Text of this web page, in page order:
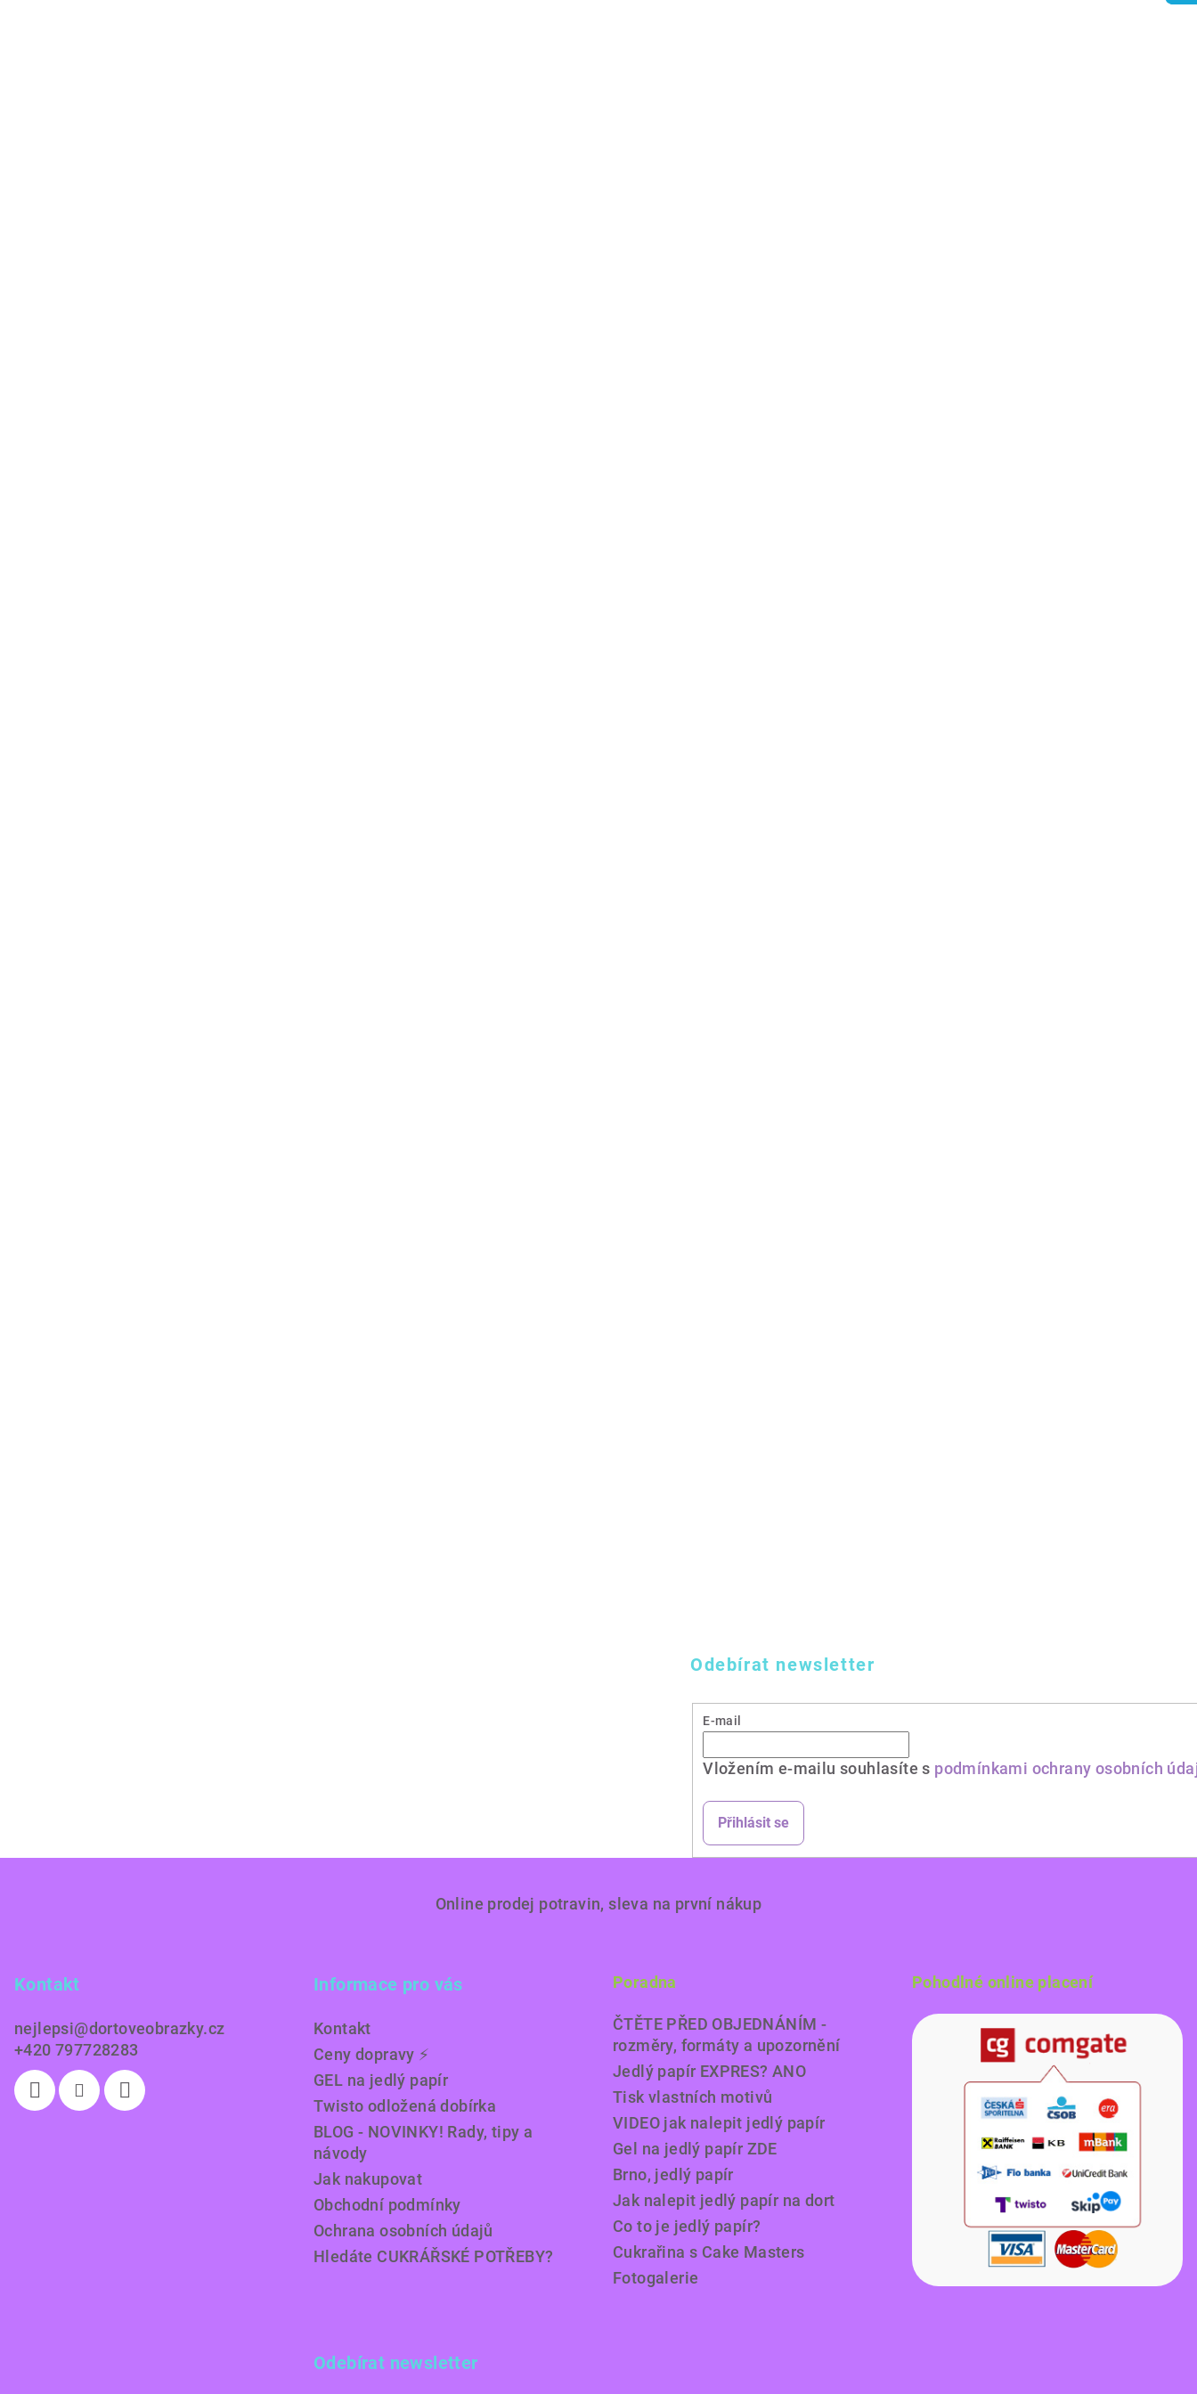
Odebírat newsletter
E-mail
Vložením e-mailu souhlasíte s podmínkami ochrany osobních
Přihlásit se
Online prodej potravin, sleva na první nákup
Kontakt
nejlepsi@dortoveobrazky.cz
+420 797728283
Informace pro vás
Kontakt
Ceny dopravy ⚡️
GEL na jedlý papír
Twisto odložená dobírka
BLOG - NOVINKY! Rady, tipy a
návody
Jak nakupovat
Obchodní podmínky
Ochrana osobních údajů
Hledáte CUKRÁŘSKÉ POTŘEBY?
Poradna
ČTĚTE PŘED OBJEDNÁNÍM -
rozměry, formáty a upozornění
Jedlý papír EXPRES? ANO
Tisk vlastních motivů
VIDEO jak nalepit jedlý papír
Gel na jedlý papír ZDE
Brno, jedlý papír
Jak nalepit jedlý papír na dort
Co to je jedlý papír?
Cukrařina s Cake Masters
Fotogalerie
Pohodlné online placení
Odebírat newsletter